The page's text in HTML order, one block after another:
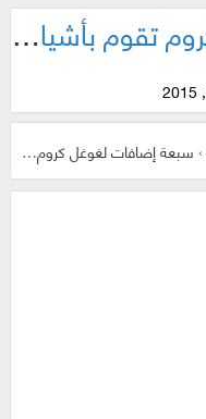
سبعة إضافات لغوغل كروم تقوم بأشياء عجيبة ومهمة لحسابك على الفيسبوك عليك تجربتها
›سبعة إضافات لغوغل كروم تقوم بأشياء عجيبة ومهمة لحسابك على الفيسبوك عليك تجربتها